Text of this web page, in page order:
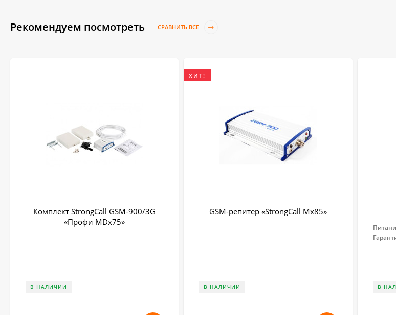
Рекомендуем посмотреть СРАВНИТЬ ВСЕ
Комплект StrongCall GSM-900/3G
«Профи MDх75»
В НАЛИЧИИ
ХИТ!
GSM-репитер «StrongCall Mx85»
В НАЛИЧИИ В